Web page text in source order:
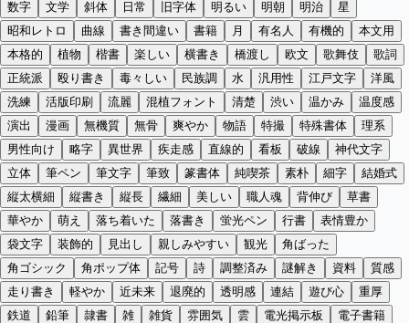
数字
文学 斜体 日常 旧字体 明るい 明朝 明治
星
昭和レトロ
曲線 書き間違い 書籍 月 有名人 有機的
本文用
本格的
植物 楷書 楽しい 横書き 橋渡し 欧文 歌舞伎
歌詞
正統派
殴り書き 毒々しい 民族調 水 汎用性 江戸文字
洋風
洗練
活版印刷 流麗 混植フォント 清楚 渋い 温かみ
温度感
演出
漫画 無機質 無骨 爽やか 物語 特撮 特殊書体
理系
男性向け
略字 異世界 疾走感 直線的 看板 破線
神代文字
立体
筆ペン 筆文字 筆致 篆書体 純喫茶 素朴 細字
結婚式
縦太横細
縦書き 縦長 繊細 美しい 職人魂 背伸び
草書
華やか
萌え 落ち着いた 落書き 蛍光ペン 行書
表情豊か
袋文字
装飾的 見出し 親しみやすい 観光
角ばった
角ゴシック
角ポップ体 記号 詩 調整済み 謎解き 資料
質感
走り書き
軽やか 近未来 退廃的 透明感 連結 遊び心
重厚
鉄道
鉛筆 隷書 雑 雑貨 雰囲気 雲 電光掲示板
電子書籍